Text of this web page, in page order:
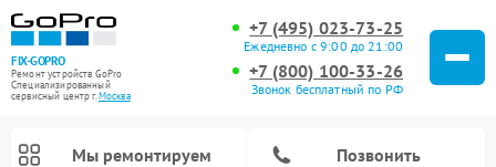
FIX-GOPRO
Ремонт устройств GoPro
Специализированный
cервисный центр г.Москва
+7 (495) 023-73-25
Ежедневно с 9:00 до 21:00
+7 (800) 100-33-26
Звонок бесплатный по РФ
Мы ремонтируем Позвонить